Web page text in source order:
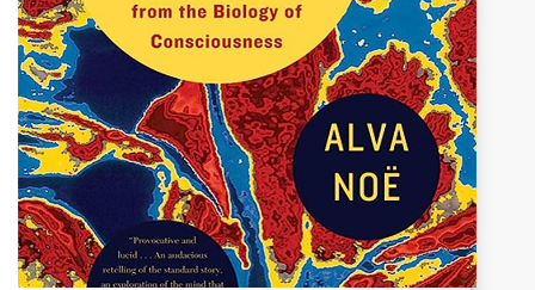
a
‘grazie
mille’,
Roma-
Bari,
Laterza,
2011,
pp.166.